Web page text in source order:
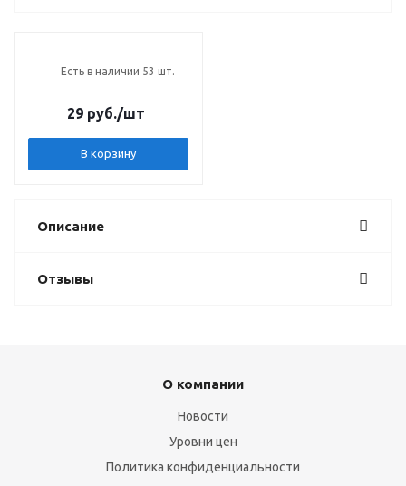
Есть в наличии 53 шт.
29 руб./шт
В корзину
Описание
Отзывы
О компании
Новости
Уровни цен
Политика конфиденциальности